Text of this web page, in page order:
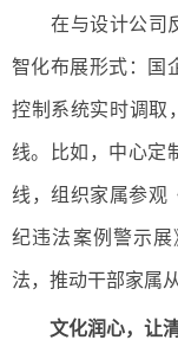
在与设计公司反
智化布展形式：国
控制系统实时调取
线。比如，中心定
线，组织家属参
纪违法案例警示
法，推动干部家属
文化润心，让清